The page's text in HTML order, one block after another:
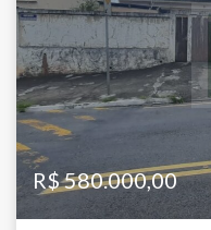
- São Paulo/SP
Banhos:
4
Salas:
R$ 580.000,00